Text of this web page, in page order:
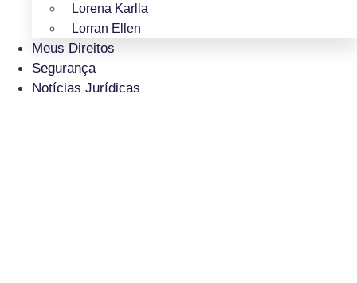
Lorena Karlla
Lorran Ellen
Meus Direitos
Segurança
Notícias Jurídicas